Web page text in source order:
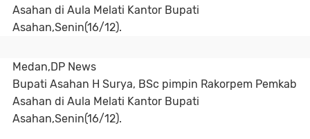
Asahan di Aula Melati Kantor Bupati
Asahan,Senin(16/12).
Medan,DP News
Bupati Asahan H Surya, BSc pimpin Rakorpem Pemkab
Asahan di Aula Melati Kantor Bupati
Asahan,Senin(16/12).